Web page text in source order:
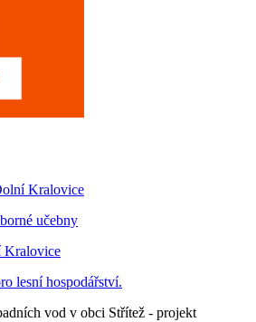
Kralovice
učebny
Kralovice
lesní hospodářství.
vod v obci Střítež - projekt